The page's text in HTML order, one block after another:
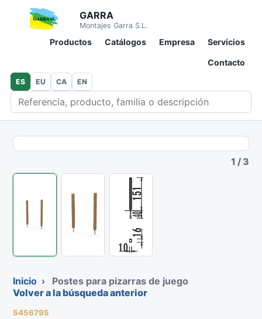
GARRA
Montajes Garra S.L.
Productos Catálogos Empresa Servicios
Contacto
Buscar en catálogo
ES EU CA EN
1 / 3
Inicio ›
Postes para pizarras de juego
Volver a la búsqueda anterior
5456795